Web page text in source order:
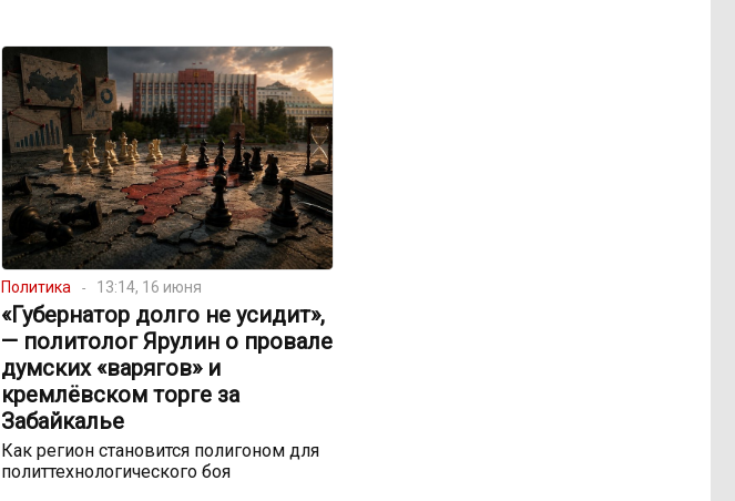
Политика 13:14, 16 июня
«Губернатор долго не усидит»,
— политолог Ярулин о провале
думских «варягов» и
кремлёвском торге за
Забайкалье
Как регион становится полигоном для
политтехнологического боя